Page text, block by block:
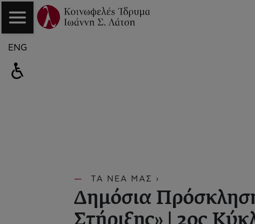
ENG
ΤΑ ΝΕΑ ΜΑΣ ›
Δημόσια